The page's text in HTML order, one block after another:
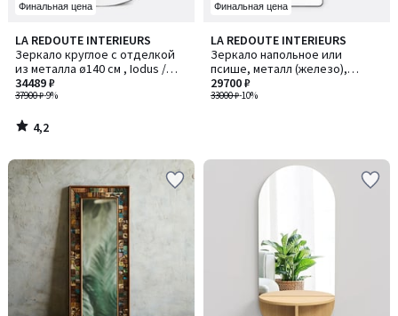
Финальная цена
LA REDOUTE INTERIEURS
Зеркало круглое с отделкой
из металла ø140 см , Iodus /
Иодус
37900 ₽-9%
34489 ₽
4,2
/ 5
4,2
/
Финальная цена
LA REDOUTE INTERIEURS
Зеркало напольное или
псише, металл (железо),
ширина 50 x высота 150 см,
IODUS / ИОДУС
33000 ₽-10%
29700 ₽